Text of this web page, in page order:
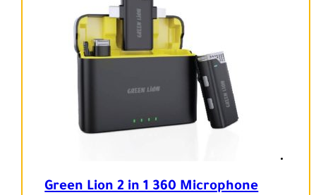
Green Lion 2 in 1 360 Microphone